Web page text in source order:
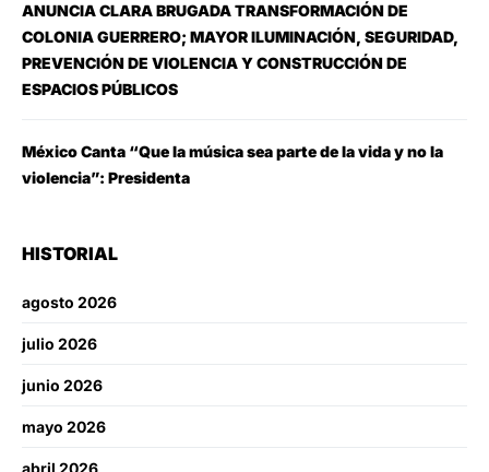
ANUNCIA CLARA BRUGADA TRANSFORMACIÓN DE
COLONIA GUERRERO; MAYOR ILUMINACIÓN, SEGURIDAD,
PREVENCIÓN DE VIOLENCIA Y CONSTRUCCIÓN DE
ESPACIOS PÚBLICOS
México Canta “Que la música sea parte de la vida y no la
violencia”: Presidenta
HISTORIAL
agosto 2026
julio 2026
junio 2026
mayo 2026
abril 2026